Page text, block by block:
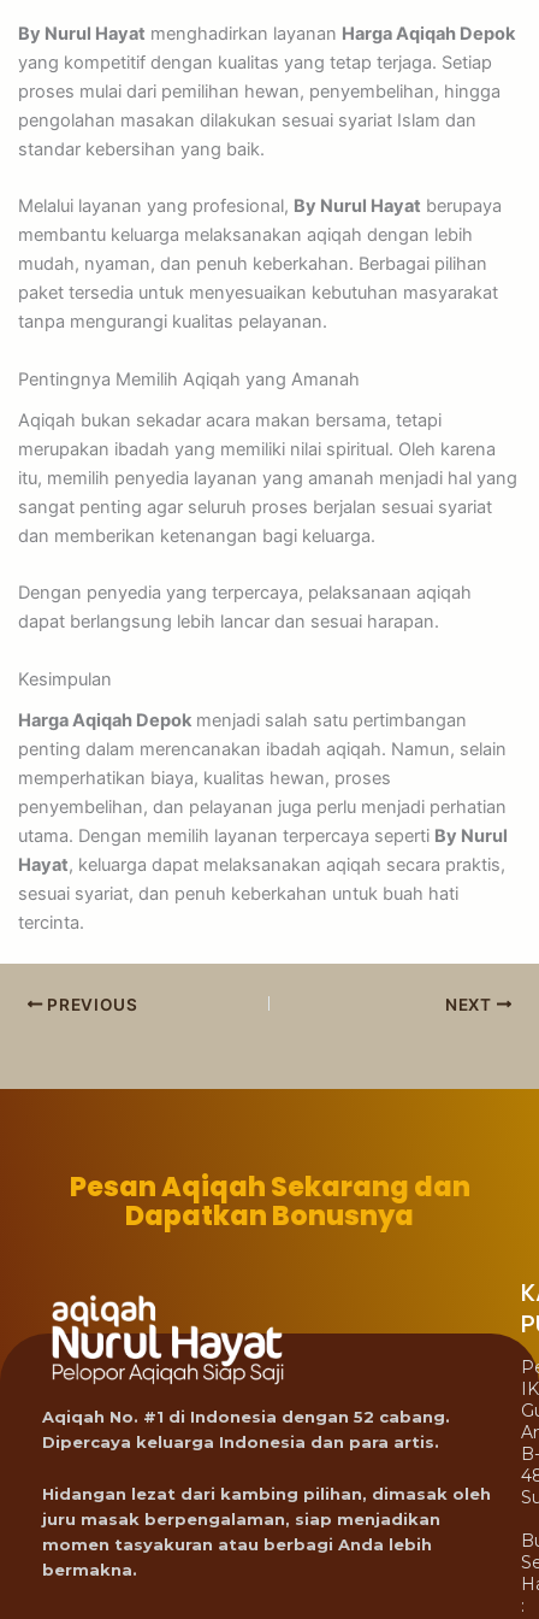
By Nurul Hayat menghadirkan layanan Harga Aqiqah Depok
yang kompetitif dengan kualitas yang tetap terjaga. Setiap
proses mulai dari pemilihan hewan, penyembelihan, hingga
pengolahan masakan dilakukan sesuai syariat Islam dan
standar kebersihan yang baik.
Melalui layanan yang profesional, By Nurul Hayat berupaya
membantu keluarga melaksanakan aqiqah dengan lebih
mudah, nyaman, dan penuh keberkahan. Berbagai pilihan
paket tersedia untuk menyesuaikan kebutuhan masyarakat
tanpa mengurangi kualitas pelayanan.
Pentingnya Memilih Aqiqah yang Amanah
Aqiqah bukan sekadar acara makan bersama, tetapi
merupakan ibadah yang memiliki nilai spiritual. Oleh karena
itu, memilih penyedia layanan yang amanah menjadi hal yang
sangat penting agar seluruh proses berjalan sesuai syariat
dan memberikan ketenangan bagi keluarga.
Dengan penyedia yang terpercaya, pelaksanaan aqiqah
dapat berlangsung lebih lancar dan sesuai harapan.
Kesimpulan
Harga Aqiqah Depokmenjadi salah satu pertimbangan
penting dalam merencanakan ibadah aqiqah. Namun, selain
memperhatikan biaya, kualitas hewan, proses
penyembelihan, dan pelayanan juga perlu menjadi perhatian
utama. Dengan memilih layanan terpercaya seperti By Nurul
Hayat, keluarga dapat melaksanakan aqiqah secara praktis,
sesuai syariat, dan penuh keberkahan untuk buah hati
tercinta.
PREVIOUS NEXT
Pesan Aqiqah Sekarang dan
Dapatkan Bonusnya
Aqiqah No. #1 di Indonesia dengan 52 cabang.
Dipercaya keluarga Indonesia dan para artis.
Hidangan lezat dari kambing pilihan, dimasak oleh
juru masak berpengalaman, siap menjadikan
momen tasyakuran atau berbagi Anda lebih
bermakna.
B-
: